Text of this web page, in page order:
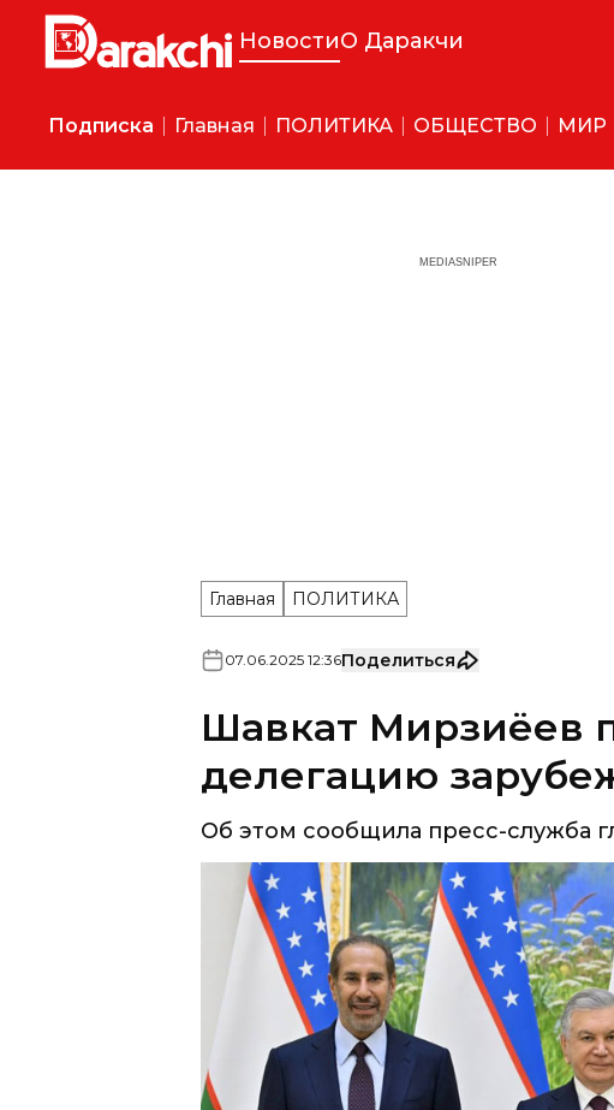
НовостиО Даракчи
Подписка Главная ПОЛИТИКА ОБЩЕСТВО МИР
MEDIASNIPER
Главная ПОЛИТИКА
07.06.2025 12:36Поделиться
Шавкат Мирзиёев
делегацию
Об этом сообщила пресс-служба